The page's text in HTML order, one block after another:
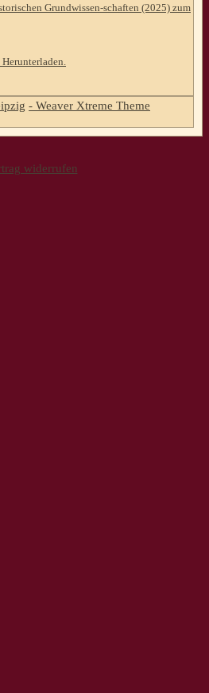
Grundwissen-schaften (2025) zum
- Weaver Xtreme Theme
widerrufen